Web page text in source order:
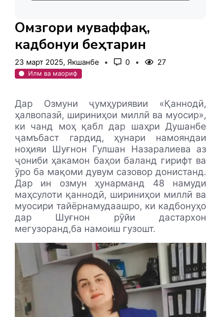
Омӯзгори муваффақ,
кадбонуи беҳтарин
23 март 2025, Якшанбе 0 27
Илм ва маориф
Дар Озмуни ҷумҳуриявии «Қаннодӣ,
ҳалвопазӣ, шириниҳои миллӣ ва муосир»,
ки чанд моҳ қабл дар шаҳри Душанбе
ҷамъбаст гардид, ҳунари намояндаи
ноҳияи Шуғнон Гулшан Назаралиева аз
ҷониби ҳакамон баҳои баланд гирифт ва
ӯро ба мақоми дувум сазовор донистанд.
Дар ин озмун ҳунарманд 48 намуди
маҳсулоти қаннодӣ, шириниҳои миллӣ ва
муосири тайёрнамудаашро, ки кадбонуҳо
дар Шуғнон рӯйи дастархон
мегузоранд,ба намоиш гузошт.